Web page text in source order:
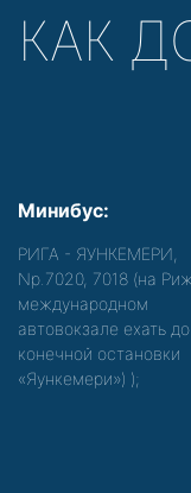
КАК
Минибус:
РИГА - ЯУНКЕМЕРИ,
Nр.7020, 7018 (на
международном
автовокзале ехать до
конечной остановки
«Яункемери») );